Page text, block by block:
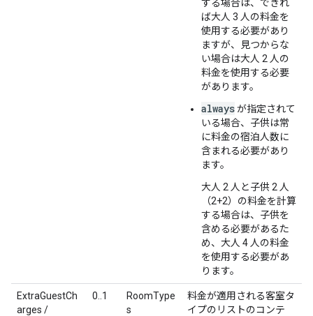
する場合は、できれ
ば大人 3 人の料金を
使用する必要があり
ますが、見つからな
い場合は大人 2 人の
料金を使用する必要
があります。
alwaysが指定されて
いる場合、子供は常
に料金の宿泊人数に
含まれる必要があり
ます。
大人 2 人と子供 2 人
（2+2）の料金を計算
する場合は、子供を
含める必要があるた
め、大人 4 人の料金
を使用する必要があ
ります。
ExtraGuestCh
arges /
0..1
RoomType
s
料金が適用される客室タ
イプのリストのコンテ